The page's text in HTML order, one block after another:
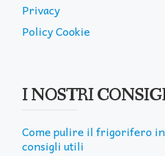
Privacy
Policy Cookie
I NOSTRI
Come pulire il frigorifero
consigli utili